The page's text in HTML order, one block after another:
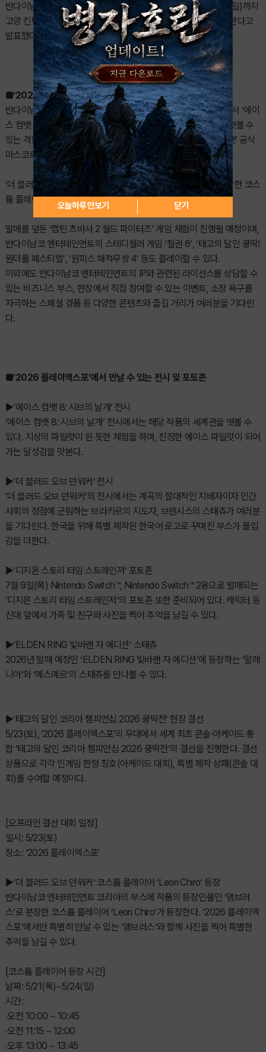
반다이남코 엔터테인먼트 코리아는 5월 21일(목)부터 5월 24일(일)까지
고양 킨텍스 제1전시장에서 열리는 ‘2026 플레이엑스포’에 참가한다고
발표했다.
■‘2026 플레이엑스포’ 참가 상세 내용 공개
반다이남코 엔터테인먼트 코리아의 ‘2026 플레이엑스포’ 부스에서 ‘에이
스 컴뱃 8: 시브의 날개’의 전시를 진행한다. 본 작품의 세계관을 엿볼 수
있는 격납고형 부스에서 방문하시는 분들을 대상으로 '에이스 컴뱃' 공식
마스코트 캐릭터인 'Nugget' 모자를 증정한다.
‘더 블러드 오브 던워커’의 브렌시스의 스태츄와 ‘앰브러스’로 분장한 코스
튬 플레이어 ‘Leon Chiro‘ 또한 놓칠 수 없는 즐거움이다.
발매를 앞둔 ‘캡틴 츠바사 2 월드 파이터즈’ 게임 체험이 진행될 예정이며,
반다이남코 엔터테인먼트의 스테디셀러 게임 ‘철권 8’, ‘태고의 달인 쿵딱!
원더풀 페스티벌’, ‘원피스 해적무쌍 4’ 등도 플레이할 수 있다.
이외에도 반다이남코 엔터테인먼트의 IP와 관련된 라이선스를 상담할 수
있는 비즈니스 부스, 현장에서 직접 참여할 수 있는 이벤트, 소장 욕구를
자극하는 스페셜 경품 등 다양한 콘텐츠와 즐길 거리가 여러분을 기다린
다.
■‘2026 플레이엑스포’에서 만날 수 있는 전시 및 포토존
▶‘에이스 컴뱃 8: 시브의 날개’ 전시
‘에이스 컴뱃 8: 시브의 날개‘ 전시에서는 해당 작품의 세계관을 엿볼 수
있다. 지상의 파일럿이 된 듯한 체험을 하며, 진정한 에이스 파일럿이 되어
가는 달성감을 맛본다.
▶‘더 블러드 오브 던워커‘ 전시
‘더 블러드 오브 던워커’의 전시에서는 계곡의 절대적인 지배자이자 인간
사회의 정점에 군림하는 브라키르의 지도자, 브렌시스의 스태츄가 여러분
을 기다린다. 한국을 위해 특별 제작된 한국어 로고로 꾸며진 부스가 몰입
감을 더한다.
▶‘디지몬 스토리 타임 스트레인저‘ 포토존
7월 9일(목) Nintendo Switch™, Nintendo Switch™ 2용으로 발매되는
‘디지몬 스토리 타임 스트레인저’의 포토존 또한 준비되어 있다. 캐릭터 등
신대 앞에서 가족 및 친구와 사진을 찍어 추억을 남길 수 있다.
▶’ELDEN RING 빛바랜 자 에디션’ 스태츄
2026년 발매 예정인 ‘ELDEN RING 빛바랜 자 에디션’에 등장하는 ‘말레
니아’와 ‘메스메르’의 스태츄를 만나볼 수 있다.
▶‘태고의 달인 코리아 챔피언십 2026 쿵딱전’ 현장 결선
5/23(토), '2026 플레이엑스포'의 무대에서 세계 최초 콘솔·아케이드 통
합 ‘태고의 달인 코리아 챔피언십 2026 쿵딱전’의 결선을 진행한다. 결선
상품으로 각각 인게임 한정 칭호(아케이드 대회), 특별 제작 상패(콘솔 대
회)를 수여할 예정이다.
[오프라인 결선 대회 일정]
일시: 5/23(토)
장소: ‘2026 플레이엑스포’
▶‘더 블러드 오브 던워커‘ 코스튬 플레이어 ‘Leon Chiro‘ 등장
반다이남코 엔터테인먼트 코리아의 부스에 작품의 등장인물인 ‘앰브러
스’로 분장한 코스튬 플레이어 ‘Leon Chiro‘가 등장한다. ‘2026 플레이엑
스포’에서만 특별히 만날 수 있는 ‘앰브러스’와 함께 사진을 찍어 특별한
추억을 남길 수 있다.
[코스튬 플레이어 등장 시간]
날짜: 5/21(목)~5/24(일)
시간:
·오전 10:00 ~ 10:45
·오전 11:15 ~ 12:00
·오후 13:00 ~ 13:45
오늘하루 안보기 닫기